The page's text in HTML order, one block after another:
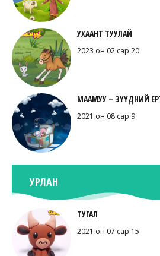
УХААНТ ТУУЛАЙ
2023 он 02 сар 20
МААМУУ – ЗҮҮДНИЙ
2021 он 08 сар 9
УРЛАН
ТУГАЛ
2021 он 07 сар 15